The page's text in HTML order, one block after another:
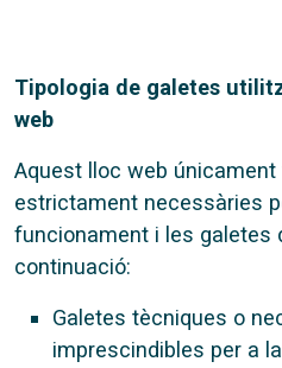
Tipologia de galetes
web
Aquest lloc web
estrictament necessàries
funcionament i les galetes
continuació:
Galetes tècniques o
imprescindibles per a